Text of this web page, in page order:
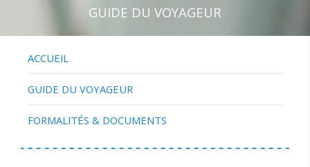
GUIDE DU VOYAGEUR
ACCUEIL
GUIDE DU VOYAGEUR
FORMALITÉS & DOCUMENTS